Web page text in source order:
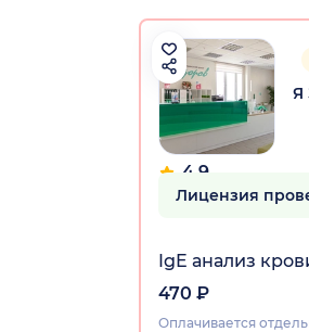
4.9
102 отзыва
Я
Лицензия
IgE анализ
470 ₽
Оплачивается